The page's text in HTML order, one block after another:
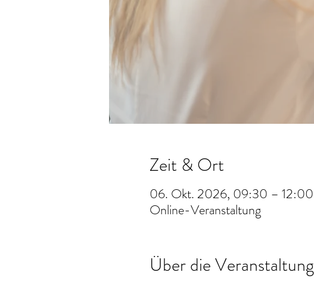
Zeit & Ort
06. Okt. 2026, 09:30 – 12:00
Online-Veranstaltung
Über die Veranstaltung